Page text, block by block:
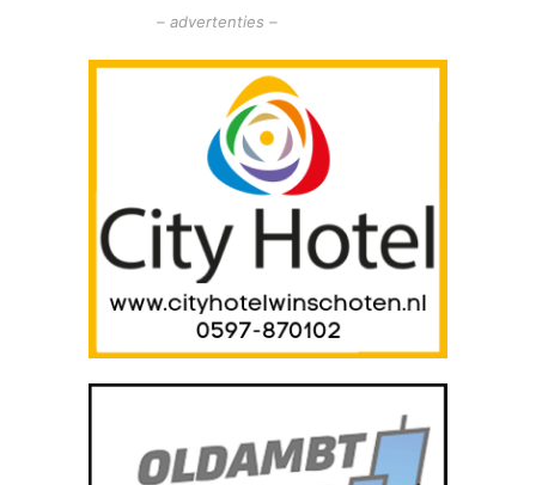
– advertenties –